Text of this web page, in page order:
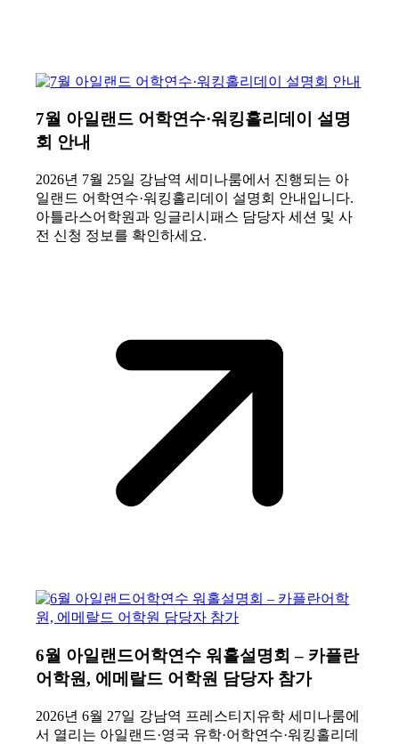
7월 아일랜드 어학연수·워킹홀리데이 설명
회 안내
2026년 7월 25일 강남역 세미나룸에서 진행되는 아
일랜드 어학연수·워킹홀리데이 설명회 안내입니다.
아틀라스어학원과 잉글리시패스 담당자 세션 및 사
전 신청 정보를 확인하세요.
6월 아일랜드어학연수 워홀설명회 – 카플란
어학원, 에메랄드 어학원 담당자 참가
2026년 6월 27일 강남역 프레스티지유학 세미나룸에
서 열리는 아일랜드·영국 유학·어학연수·워킹홀리데